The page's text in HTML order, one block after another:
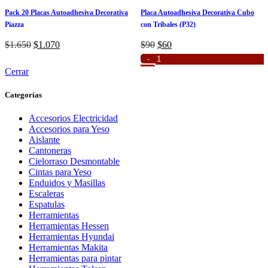
Pack 20 Placas Autoadhesiva Decorativa
Piazza
$1.650 El
$1.650.
$1.070El
Placa Autoadhesiva Decorativa Cubo
con Tribales (P32)
$90 El
precio
original
$60El
precio
actual
Cerrar
Categorías
Accesorios Electricidad
Accesorios para Yeso
Aislante
Cantoneras
Cielorraso Desmontable
Cintas para Yeso
Enduidos y Masillas
Escaleras
Espatulas
Herramientas
Herramientas Hessen
Herramientas Hyundai
Herramientas Makita
Herramientas para pintar